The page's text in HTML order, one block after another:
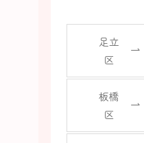
足立
区
板橋
区